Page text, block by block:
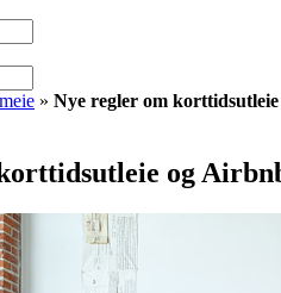
» Nye regler om
og